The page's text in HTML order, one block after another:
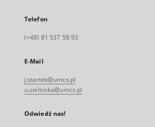
Telefon
(+48) 81 537 58 93
E-Mail
j.startek@umcs.pl
u.zielinska@umcs.pl
Odwiedź nas!